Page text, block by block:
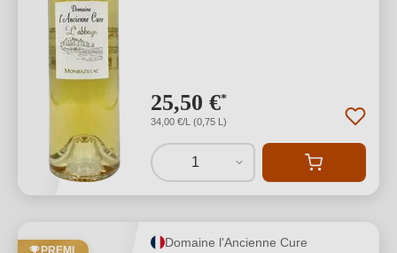
25,50 €*
34,00 €/L (0,75 L)
1
PREMI
Domaine l'Ancienne Cure